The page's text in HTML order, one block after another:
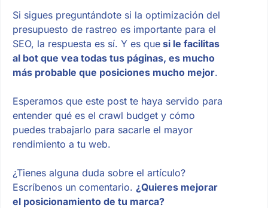
Si sigues preguntándote si la optimización del
presupuesto de rastreo es importante para el
SEO, la respuesta es sí. Y es quesi le facilitas
al bot que vea todas tus páginas, es mucho
más probable que posiciones mucho mejor.
Esperamos que este post te haya servido para
entender qué es el crawl budget y cómo
puedes trabajarlo para sacarle el mayor
rendimiento a tu web.
¿Tienes alguna duda sobre el artículo?
Escríbenos un comentario. ¿Quieres mejorar
el posicionamiento de tu marca?